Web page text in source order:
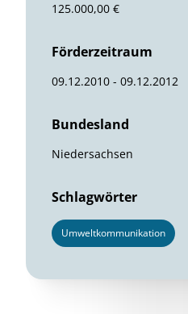
125.000,00 €
Förderzeitraum
09.12.2010 - 09.12.2012
Bundesland
Niedersachsen
Schlagwörter
Umweltkommunikation